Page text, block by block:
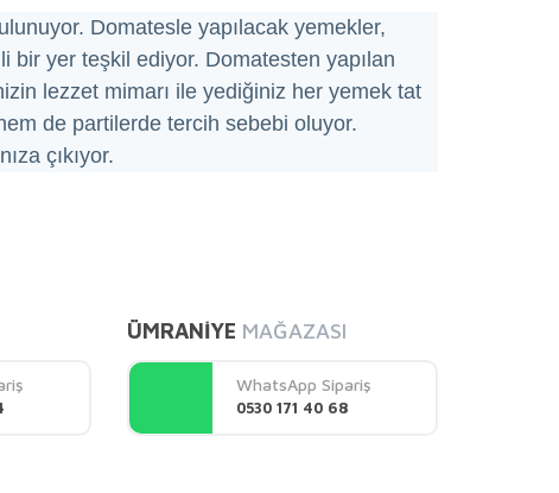
Domatesle yapılacak yemekler,
bir yer teşkil ediyor. Domatesten yapılan
lezzet mimarı ile yediğiniz her yemek tat
de partilerde tercih sebebi oluyor.
çıkıyor.
ÜMRANİYE MAĞAZASI
WhatsApp Sipariş
0530 171 40 68